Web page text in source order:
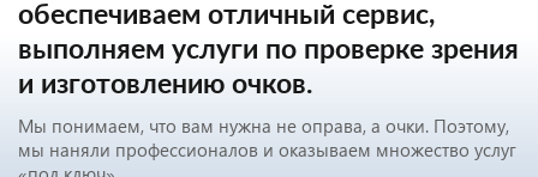
обеспечиваем отличный сервис,
выполняем услуги по проверке зрения
и изготовлению очков.
Мы понимаем, что вам нужна не оправа, а очки. Поэтому,
мы наняли профессионалов и оказываем множество услуг